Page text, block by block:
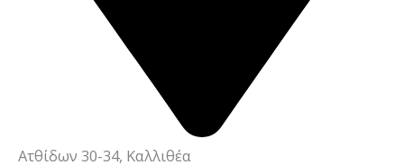
Ατθίδων 30-34, Καλλιθέα